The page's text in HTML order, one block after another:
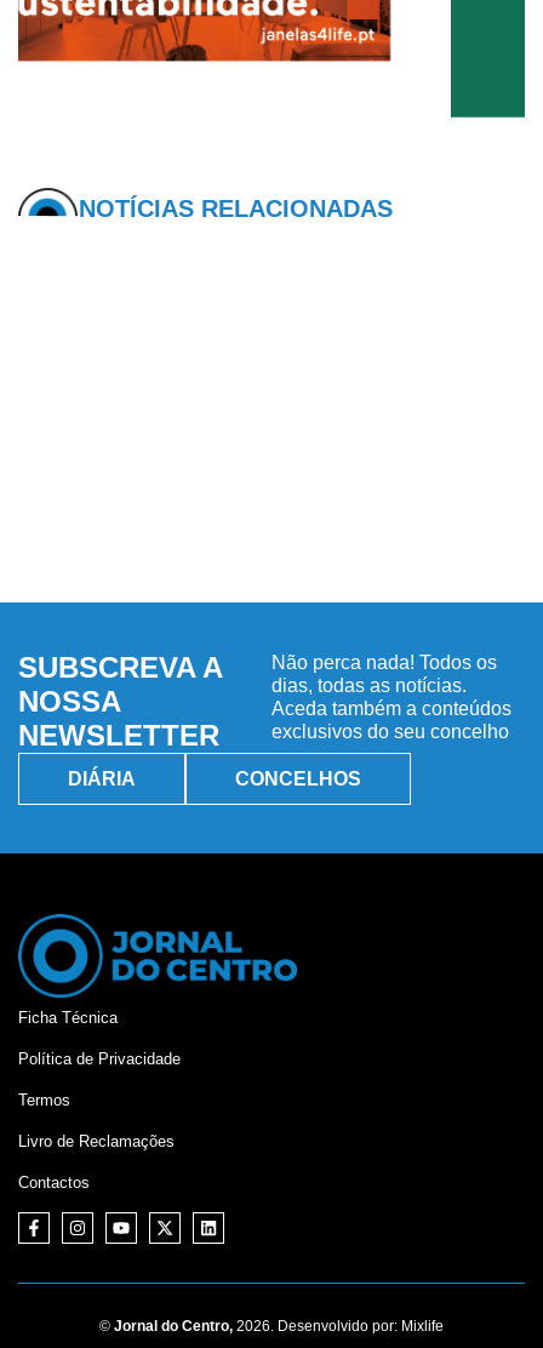
NOTÍCIAS RELACIONADAS
SUBSCREVA A
NOSSA
NEWSLETTER
Não perca nada! Todos os
dias, todas as notícias.
Aceda também a conteúdos
exclusivos do seu concelho
DIÁRIA CONCELHOS
Ficha Técnica
Política de Privacidade
Termos
Livro de Reclamações
Contactos
© Jornal do Centro, 2026. Desenvolvido por: Mixlife